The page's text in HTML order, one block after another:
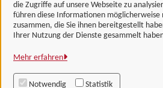
die Zugriffe auf unsere Webseite zu
führen diese Informationen
zusammen, die Sie ihnen bereitgestellt
Ihrer Nutzung der Dienste gesammelt
Mehr erfahren
Notwendig Statistik
Landkreis Göttingen
Alle Rechte vorbehalten